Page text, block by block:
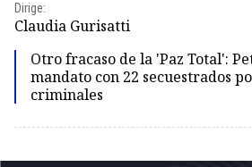
Dirige:
Claudia Gurisatti
Otro fracaso de la 'Paz Total':
mandato con 22 secuestrados
criminales
1